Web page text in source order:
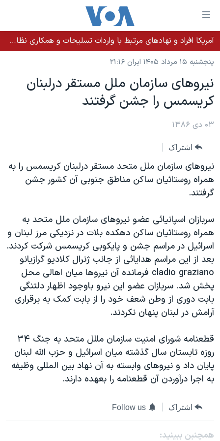
لینکهای
قابل
دسترسی
جهش
محتوای
اصلی
جهش
به
اصلی
جهش
به
جستجو
خانه
نسخه سبک وب‌سایت
موضوع ها
ایران
آمریکا
گزیده‌ها
ویژه برنامه‌ها
فرهنگ و زندگی
حقوق شهروندی
اقتصادی
علم و فناوری
اسرائیل در جنگ
گالری عکس
آرشیو پخش زنده
برنامه های تلویزیونی
جدول برنامه ها
صفحه‌های ویژه
عملیات خشم حماسی
۲۵۰سالگی آمریکا
مستندها
انتخابات ریاست جمهوری آمریکا ۲۰۲۴
حمله جمهوری اسلامی به اسرائیل
رمز مهسا
ورزش زنان در ایران
اعتراضات زن، زندگی، آزادی
مجموعه مستندهای دادخواهی
تریبونال مردمی آبان ۹۸
دادگاه حمید نوری
قانون شفافیت دارائی کادر رهبری ایران
پخش رادیویی
دنبال کنید
زبانهای مختلف
آمریکا افراد و نهادهای مرتبط با واردات تسلیحات و همکاری نظامی کوبا را تحریم کرد
پنجشنبه ۱۵ مرداد ۱۴۰۵ ایران ۲۱:۱۶
نيروهای سازمان ملل مستقر درلبنان
کريسمس را جشن گرفتند
۰۳ دی ۱۳۸۶
اشتراک
نيروهای سازمان ملل متحد مستقر درلبنان کريسمس را به
همراه روستائيان ساکن مناطق جنوبی آن کشور جشن
گرفتند.
سربازان اسپانيائی عضو نيروهای سازمان ملل متحد به
همراه روستائيان ساکن دهکده بلات در نزديکی مرز لبنان و
اسرائيل در مراسم جشن و پايکوبی کريسمس شرکت کردند.
بعد از اين مراسم هدايائی از جانب ژنرال کلاديو گرازيانو
cladio graziano فرمانده آن نيروها ميان اهالی محل
پخش شد. سربازان عضو اين نيرو باوجود اظهار دلتنگی
بابت دوری از وطن شعف خود را از بابت کمک به برقراری
آرامش در لبنان پنهان نکردند.
قطعنامه شورای امنيت سازمان مللل متحد به جنگ ۳۴
روزه تابستان سال گذشته ميان اسرائيل و حزب الله لبنان
پايان داد و نيروهای وابسته به آن نهاد بين المللی وظيفه
به اجرا درآوردن آن قطعنامه را بعهده دارند.
اشتراک Follow us
همچنبن ببینید: